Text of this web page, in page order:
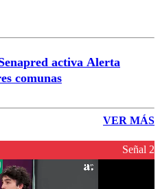
activa Alerta
comunas
VER MÁS
Señal 2